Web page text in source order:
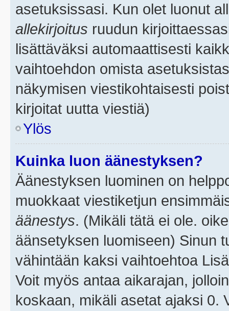
asetuksissasi. Kun olet luonut
allekirjoitus ruudun
lisättäväksi automaattisesti
vaihtoehdon omista
näkymisen viestikohtaisesti
kirjoitat uutta viestiä)
Ylös
Kuinka luon äänestyksen?
Äänestyksen luominen on
muokkaat viestiketjun
äänestys. (Mikäli tätä ei ole.
äänsetyksen luomiseen) Sinun
vähintään kaksi vaihtoehtoa
Voit myös antaa aikarajan,
koskaan, mikäli asetat ajaksi 0.